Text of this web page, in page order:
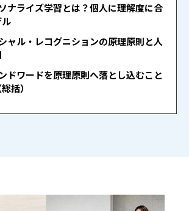
ナライズ学習とは？個人に理解度に合
ャル・レコグニションの原理原則と人
ドワードを原理原則へ落とし込むこと
括）